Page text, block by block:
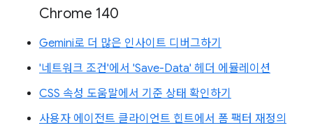
Chrome 140
Gemini로 더 많은 인사이트 디버그하기
'네트워크 조건'에서 'Save-Data' 헤더 에뮬레이션
CSS 속성 도움말에서 기준 상태 확인하기
사용자 에이전트 클라이언트 힌트에서 폼 팩터 재정의